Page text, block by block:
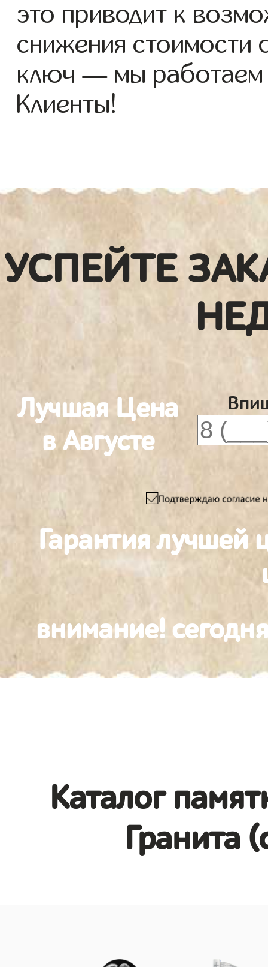
это приводит к
снижения стоимости
ключ — мы
Клиенты!
УСПЕЙТЕ
Лучшая Цена
в Августе
Гарантия лучшей
внимание!
Каталог
Гранита